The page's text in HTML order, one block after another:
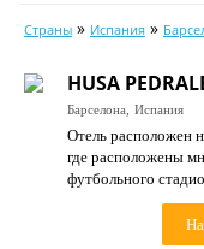
Календарь туров
Цены дня
Страны
Как купить
Страны » Испания »
HUSA
Барселона, Испания
Отель расположен
где расположены
футбольного